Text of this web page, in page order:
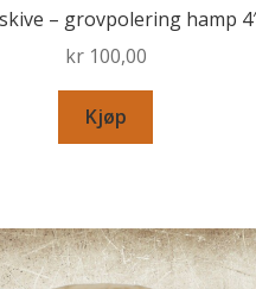
– grovpolering hamp
kr100,00
Kjøp